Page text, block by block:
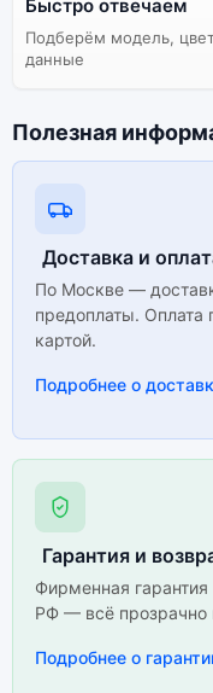
Быстро отвечаем
Подберём модель,
данные
Полезная
Доставка и
По Москве —
предоплаты. Оплата
картой.
Подробнее о
Гарантия и
Фирменная
РФ — всё прозрачно
Подробнее о